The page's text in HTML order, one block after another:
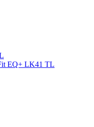
EQ+ LK41 TL